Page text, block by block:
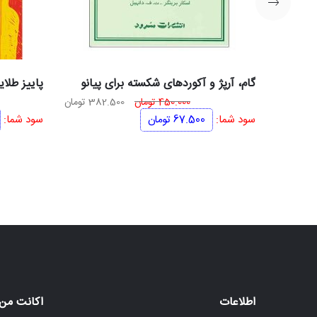
گام، آرپژ و آکوردهای شکسته برای پیانو
450.000تومان قیمت
382.500 تومان
سود شما: 67.500تومان
پاییز
سود شما:
اطلاعات اکانت